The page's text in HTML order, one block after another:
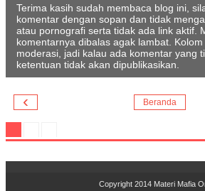
Terima kasih sudah membaca blog ini,
komentar dengan sopan dan tidak
atau pornografi serta tidak ada link aktif.
komentarnya dibalas agak lambat.
moderasi, jadi kalau ada komentar yang
ketentuan tidak akan dipublikasikan.
‹ Beranda
Copyright 2014 Materi Mafia